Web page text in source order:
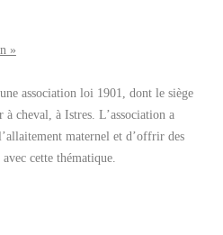
»
association loi 1901, dont le siège
cheval, à Istres. L’association a
maternel et d’offrir des
cette thématique.